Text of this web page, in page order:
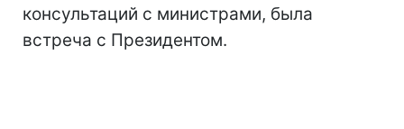
консультаций с министрами, была
встреча с Президентом.